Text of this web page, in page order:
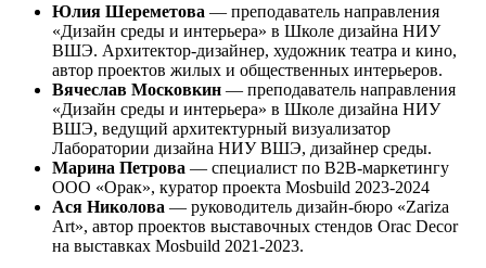
Юлия Шереметова — преподаватель направления
«Дизайн среды и интерьера» в Школе дизайна НИУ
ВШЭ. Архитектор-дизайнер, художник театра и кино,
автор проектов жилых и общественных интерьеров.
Вячеслав Московкин — преподаватель направления
«Дизайн среды и интерьера» в Школе дизайна НИУ
ВШЭ, ведущий архитектурный визуализатор
Лаборатории дизайна НИУ ВШЭ, дизайнер среды.
Марина Петрова — специалист по B2B-маркетингу
ООО «Орак», куратор проекта Mosbuild 2023-2024
Ася Николова — руководитель дизайн-бюро «Zariza
Art», автор проектов выставочных стендов Orac Decor
на выставках Mosbuild 2021-2023.